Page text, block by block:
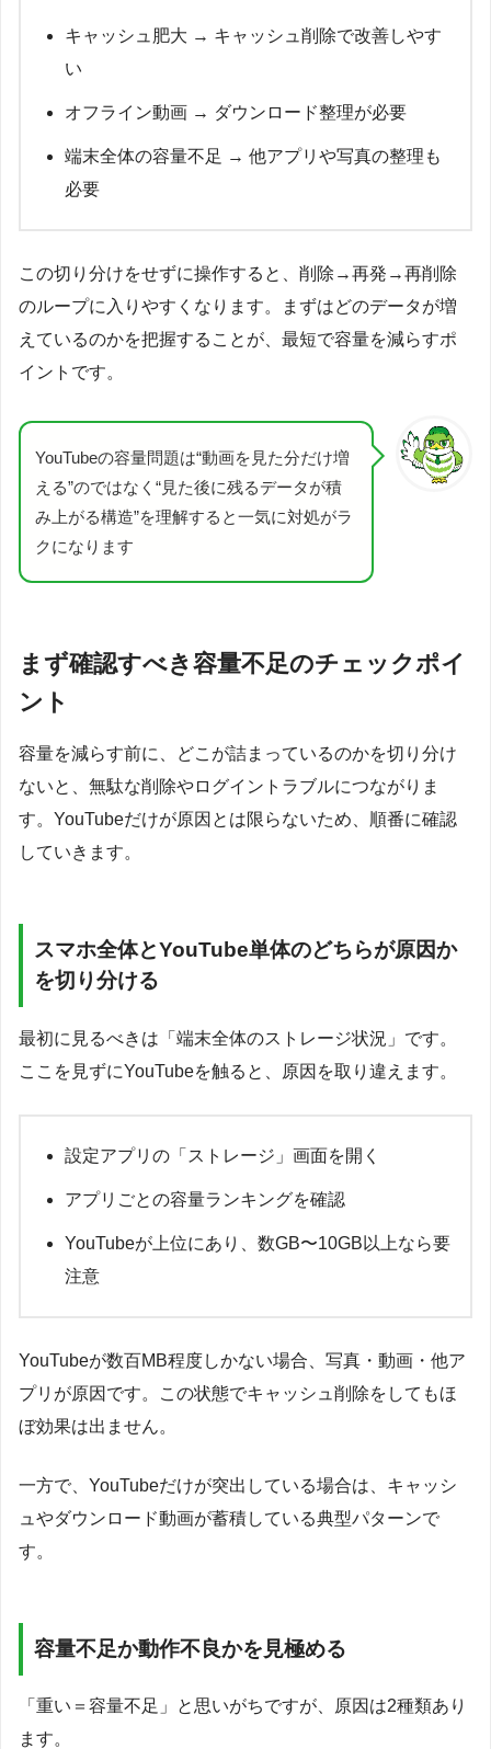
キャッシュ肥大 → キャッシュ削除で改善しやす
い
オフライン動画 → ダウンロード整理が必要
端末全体の容量不足 → 他アプリや写真の整理も
必要
この切り分けをせずに操作すると、削除→再発→再削除
のループに入りやすくなります。まずはどのデータが増
えているのかを把握することが、最短で容量を減らすポ
イントです。
YouTubeの容量問題は“動画を見た分だけ増
える”のではなく“見た後に残るデータが積
み上がる構造”を理解すると一気に対処がラ
クになります
まず確認すべき容量不足のチェックポイ
ント
容量を減らす前に、どこが詰まっているのかを切り分け
ないと、無駄な削除やログイントラブルにつながりま
す。YouTubeだけが原因とは限らないため、順番に確認
していきます。
スマホ全体とYouTube単体のどちらが原因か
を切り分ける
最初に見るべきは「端末全体のストレージ状況」です。
ここを見ずにYouTubeを触ると、原因を取り違えます。
設定アプリの「ストレージ」画面を開く
アプリごとの容量ランキングを確認
YouTubeが上位にあり、数GB〜10GB以上なら要
注意
YouTubeが数百MB程度しかない場合、写真・動画・他ア
プリが原因です。この状態でキャッシュ削除をしてもほ
ぼ効果は出ません。
一方で、YouTubeだけが突出している場合は、キャッシ
ュやダウンロード動画が蓄積している典型パターンで
す。
容量不足か動作不良かを見極める
「重い＝容量不足」と思いがちですが、原因は2種類あり
ます。